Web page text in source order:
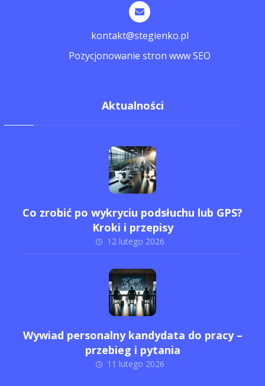
kontakt@stegienko.pl
Pozycjonowanie stron www SEO
Aktualności
Co zrobić po wykryciu podsłuchu lub GPS?
Kroki i przepisy
12 lutego 2026
Wywiad personalny kandydata do pracy –
przebieg i pytania
11 lutego 2026